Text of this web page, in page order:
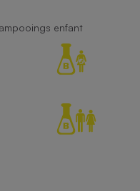
enfant